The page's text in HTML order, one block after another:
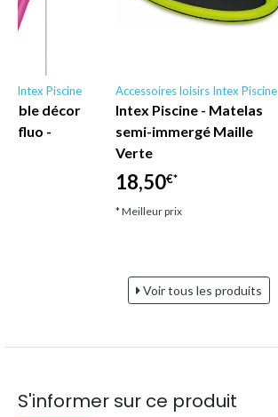
Intex Piscine
décor
fluo -
Accessoires loisirs Intex Piscine
Intex Piscine - Matelas
semi-immergé Maille
Verte
18,50€*
* Meilleur prix
Voir tous les produits
S'informer sur ce produit